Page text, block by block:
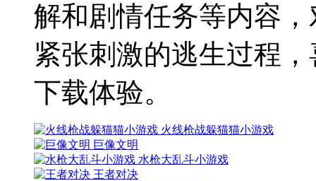
解和剧情任务等内容
紧张刺激的逃生过程
下载体验。
火线枪战躲猫猫小游戏
巨像文明
水枪大乱斗小游戏
王者对决